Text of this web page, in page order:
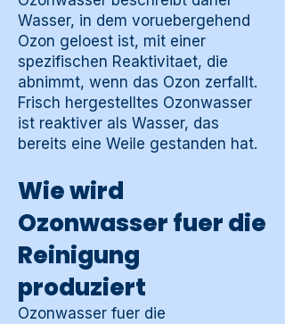
Wasser, in dem voruebergehend
Ozon geloest ist, mit einer
spezifischen Reaktivitaet, die
abnimmt, wenn das Ozon zerfallt.
Frisch hergestelltes Ozonwasser
ist reaktiver als Wasser, das
bereits eine Weile gestanden hat.
Wie wird
Ozonwasser fuer die
Reinigung
produziert
Ozonwasser fuer die